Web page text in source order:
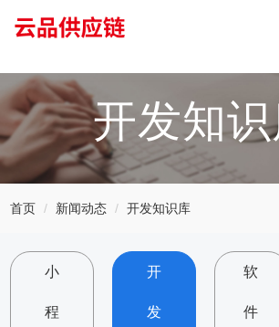
开发知
首页 新闻动态 开发知识库
小
程
开
发
软
件